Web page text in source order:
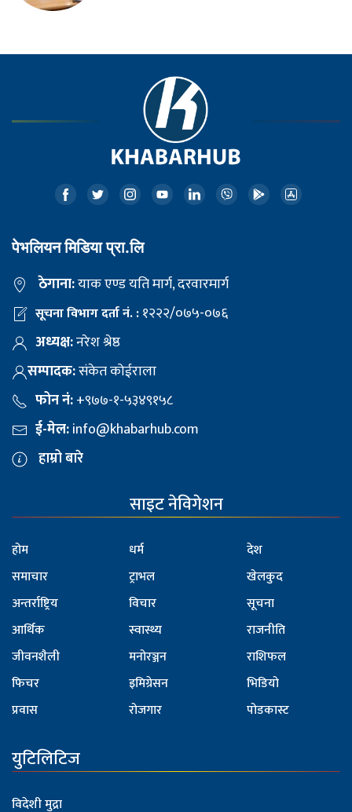
पेभलियन मिडिया प्रा.लि
ठेगाना:याक एण्ड यति मार्ग, दरवारमार्ग
सूचना विभाग दर्ता नं. :१२२२/०७५-०७६
अध्यक्ष:नरेश श्रेष्ठ
सम्पादक:संकेत कोईराला
फोन नं:+९७७-१-५३४९१५८
ई-मेल:info@khabarhub.com
हाम्रो बारे
साइट नेविगेशन
होम
समाचार
अन्तर्राष्ट्रिय
आर्थिक
जीवनशैली
फिचर
प्रवास
धर्म
ट्राभल
विचार
स्वास्थ्य
मनोरञ्जन
इमिग्रेसन
रोजगार
देश
खेलकुद
सूचना
राजनीति
राशिफल
भिडियो
पोडकास्ट
युटिलिटिज
विदेशी मुद्रा